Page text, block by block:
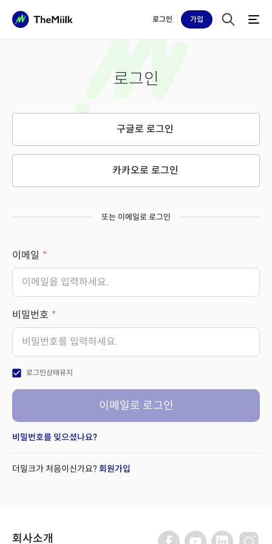
로그인 가입
로그인
구글로 로그인
카카오로 로그인
또는 이메일로 로그인
이메일
비밀번호
check_box 로그인상태유지
이메일로 로그인
비밀번호를 잊으셨나요?
더밀크가 처음이신가요? 회원가입
회사소개